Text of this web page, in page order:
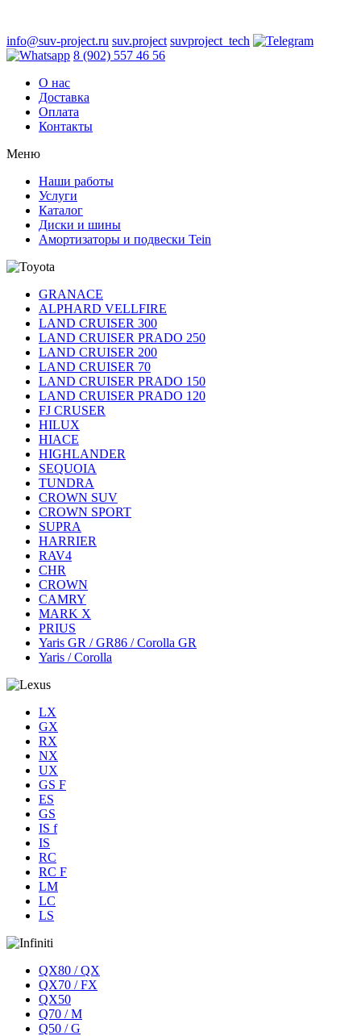
info@suv-project.ru suv.project suvproject_tech
8 (902) 557 46 56
О нас
Доставка
Оплата
Контакты
Меню
Наши работы
Услуги
Каталог
Диски и шины
Амортизаторы и подвески Tein
GRANACE
ALPHARD VELLFIRE
LAND CRUISER 300
LAND CRUISER PRADO 250
LAND CRUISER 200
LAND CRUISER 70
LAND CRUISER PRADO 150
LAND CRUISER PRADO 120
FJ CRUSER
HILUX
HIACE
HIGHLANDER
SEQUOIA
TUNDRA
CROWN SUV
CROWN SPORT
SUPRA
HARRIER
RAV4
CHR
CROWN
CAMRY
MARK X
PRIUS
Yaris GR / GR86 / Corolla GR
Yaris / Corolla
LX
GX
RX
NX
UX
GS F
ES
GS
IS f
IS
RC
RC F
LM
LC
LS
QX80 / QX
QX70 / FX
QX50
Q70 / M
Q50 / G